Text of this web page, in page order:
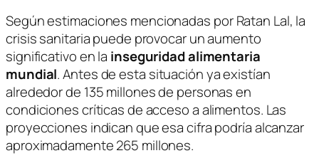
Según estimaciones mencionadas porRatan Lal, la
crisis sanitaria puede provocar un aumento
significativo en la inseguridad alimentaria
mundial. Antes de esta situación ya existían
alrededor de 135 millones de personas en
condiciones críticas de acceso a alimentos. Las
proyecciones indican que esa cifra podría alcanzar
aproximadamente 265 millones.